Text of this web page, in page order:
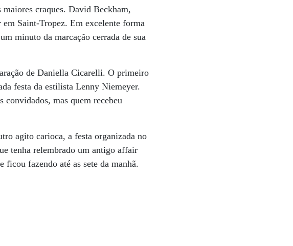
craques. David Beckham,
Saint-Tropez. Em excelente forma
minuto da marcação cerrada de sua
de Daniella Cicarelli. O primeiro
festa da estilista Lenny Niemeyer.
mas quem recebeu
agito carioca, a festa organizada no
tenha relembrado um antigo affair
fazendo até as sete da manhã.